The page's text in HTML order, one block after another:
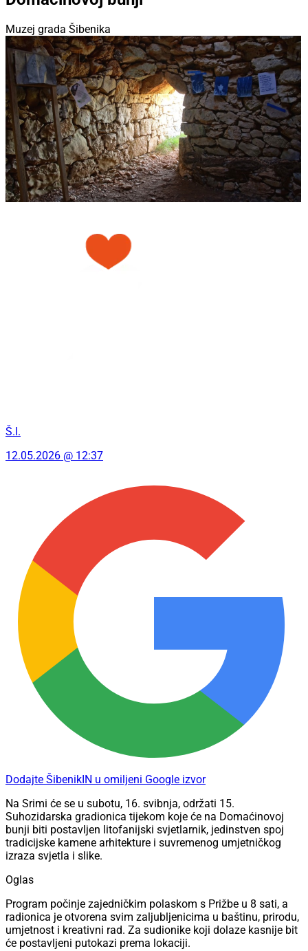
Muzej grada Šibenika
Š.I.
12.05.2026 @ 12:37
Dodajte ŠibenikIN u omiljeni Google izvor
Na Srimi će se u subotu, 16. svibnja, održati 15.
Suhozidarska gradionica tijekom koje će na Domaćinovoj
bunji biti postavljen litofanijski svjetlarnik, jedinstven spoj
tradicijske kamene arhitekture i suvremenog umjetničkog
izraza svjetla i slike.
Oglas
Program počinje zajedničkim polaskom s Prižbe u 8 sati, a
radionica je otvorena svim zaljubljenicima u baštinu, prirodu,
umjetnost i kreativni rad. Za sudionike koji dolaze kasnije bit
će postavljeni putokazi prema lokaciji.